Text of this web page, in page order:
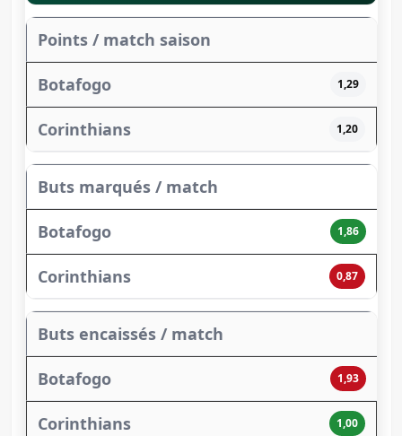
Points / match saison
1,29
1,20
Buts marqués / match
1,86
0,87
Buts encaissés / match
1,93
1,00